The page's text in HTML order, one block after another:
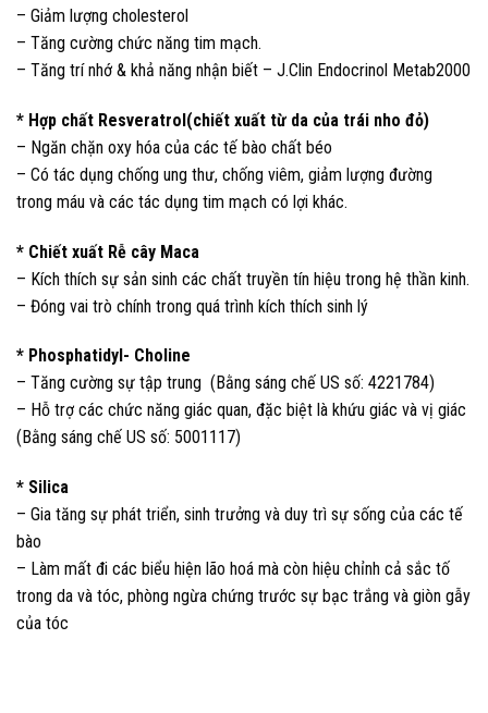
– Giảm lượng cholesterol
– Tăng cường chức năng tim mạch.
– Tăng trí nhớ & khả năng nhận biết – J.Clin Endocrinol Metab2000
* Hợp chất Resveratrol(chiết xuất từ da của trái nho đỏ)
– Ngăn chặn oxy hóa của các tế bào chất béo
– Có tác dụng chống ung thư, chống viêm, giảm lượng đường
trong máu và các tác dụng tim mạch có lợi khác.
* Chiết xuất Rễ cây Maca
– Kích thích sự sản sinh các chất truyền tín hiệu trong hệ thần kinh.
– Đóng vai trò chính trong quá trình kích thích sinh lý
* Phosphatidyl- Choline
– Tăng cường sự tập trung (Bằng sáng chế US số: 4221784)
– Hỗ trợ các chức năng giác quan, đặc biệt là khứu giác và vị giác
(Bằng sáng chế US số: 5001117)
* Silica
– Gia tăng sự phát triển, sinh trưởng và duy trì sự sống của các tế
bào
– Làm mất đi các biểu hiện lão hoá mà còn hiệu chỉnh cả sắc tố
trong da và tóc, phòng ngừa chứng trước sự bạc trắng và giòn gẫy
của tóc